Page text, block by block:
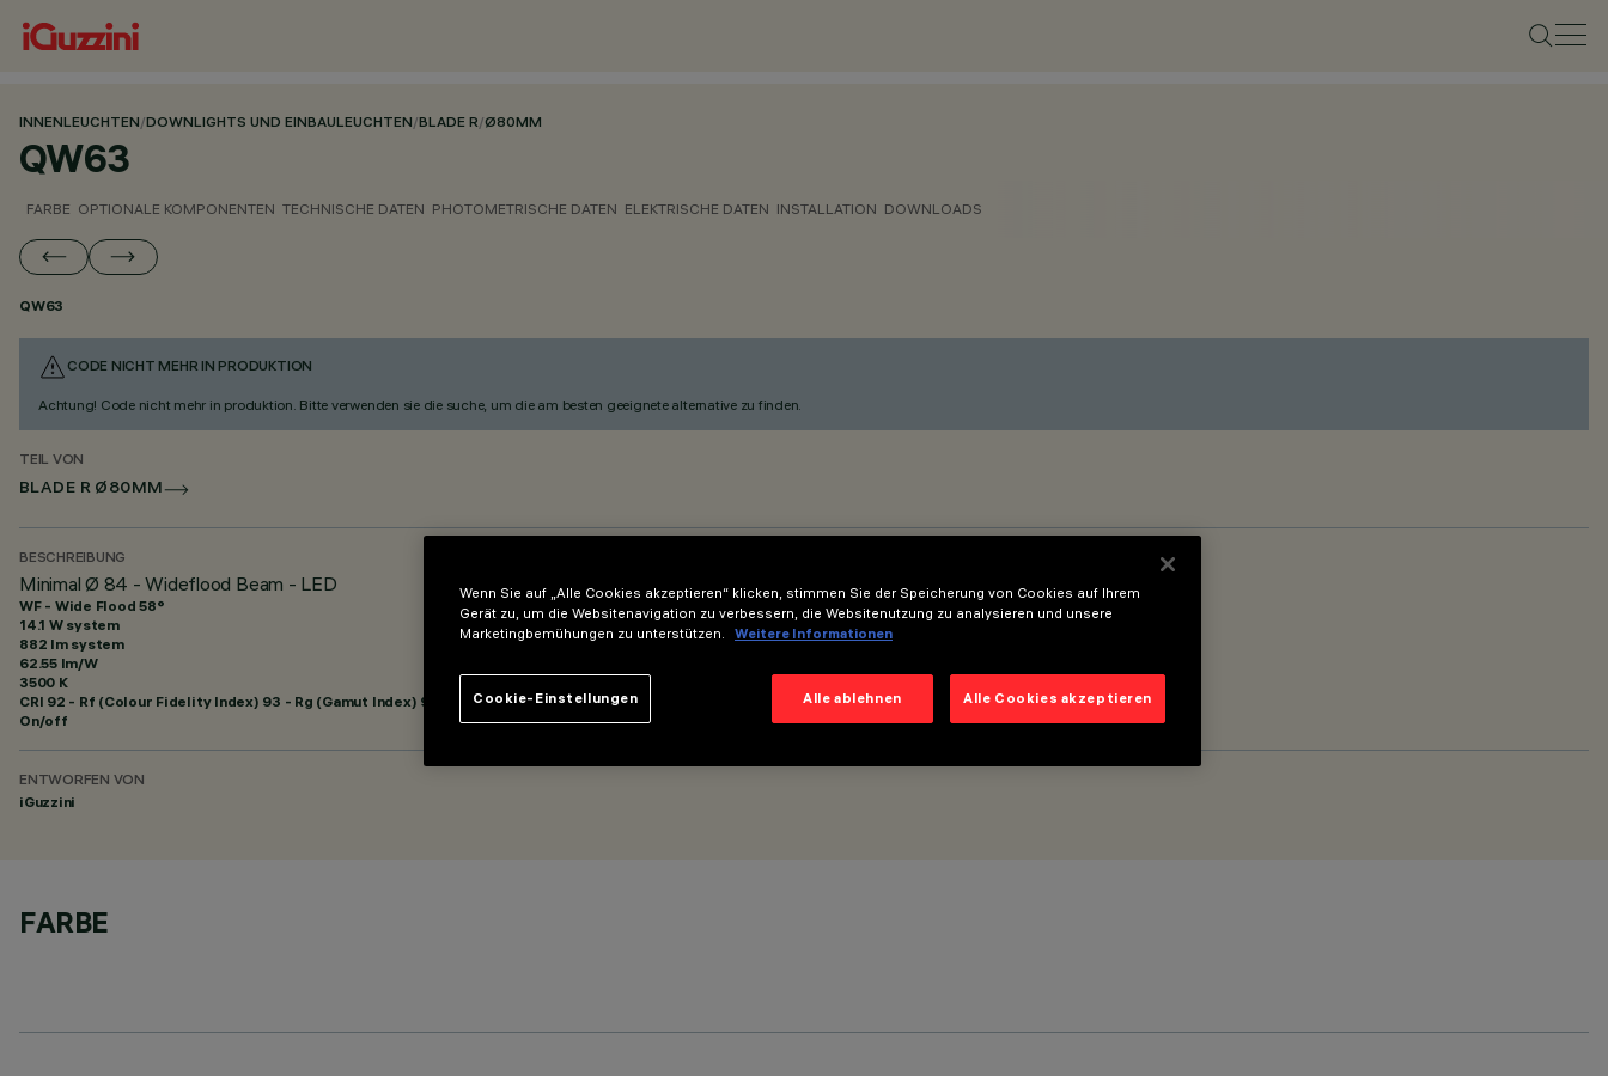
INNENLEUCHTEN/DOWNLIGHTS UND EINBAULEUCHTEN/BLADE R/Ø80MM
QW63
FARBE OPTIONALE KOMPONENTEN TECHNISCHE DATEN PHOTOMETRISCHE DATEN ELEKTRISCHE DATEN INSTALLATION DOWNLOADS
QW63
CODE NICHT MEHR IN PRODUKTION
Achtung! Code nicht mehr in produktion. Bitte verwenden sie die suche, um die am besten geeignete alternative zu finden.
TEIL VON
BLADE R Ø80MM
BESCHREIBUNG
Minimal Ø 84 - Wideflood Beam - LED
WF - Wide Flood 58°
14.1 W system
882 lm system
62.55 lm/W
3500 K
CRI 92 - Rf (Colour Fidelity Index) 93 - Rg (Gamut Index) 99
On/off
ENTWORFEN VON
iGuzzini
FARBE
Wenn Sie auf „Alle Cookies akzeptieren“ klicken, stimmen Sie der Speicherung von Cookies auf Ihrem
Gerät zu, um die Websitenavigation zu verbessern, die Websitenutzung zu analysieren und unsere
Marketingbemühungen zu unterstützen.
Weitere Informationen
Alle ablehnen Alle Cookies akzeptieren
Cookie-Einstellungen